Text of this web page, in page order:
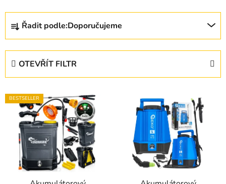
Ř
z
p
Řadit podle:Doporučujeme
OTEVŘÍT FILTR
V
ý
BESTSELLER